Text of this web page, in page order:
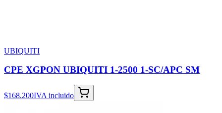
UBIQUITI
CPE XGPON UBIQUITI 1-2500 1-SC/APC SM
$168.200IVA incluido